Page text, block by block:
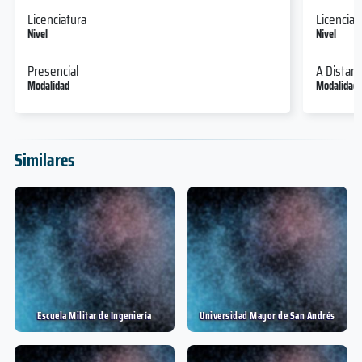
Licenciatura
Nivel
Presencial
Modalidad
Nivel
A
Modalidad
Similares
Escuela Militar de Ingeniería Universidad Mayor de San Andrés